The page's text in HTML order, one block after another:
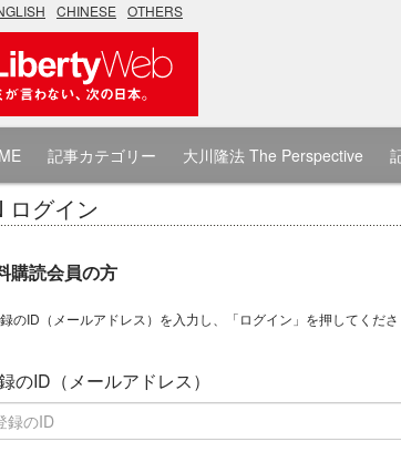
CHINESE OTHERS
記事カテゴリー 大川隆法 The Perspective
ログイン
購読会員の方
のID（メールアドレス）を入力し、「ログイン」を押してくださ
のID（メールアドレス）